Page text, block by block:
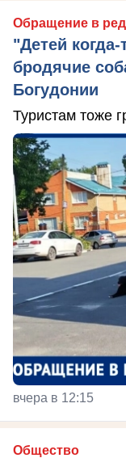
Обращение в
"Детей
бродячие
Богудонии
Туристам тоже
вчера в 12:15
Общество